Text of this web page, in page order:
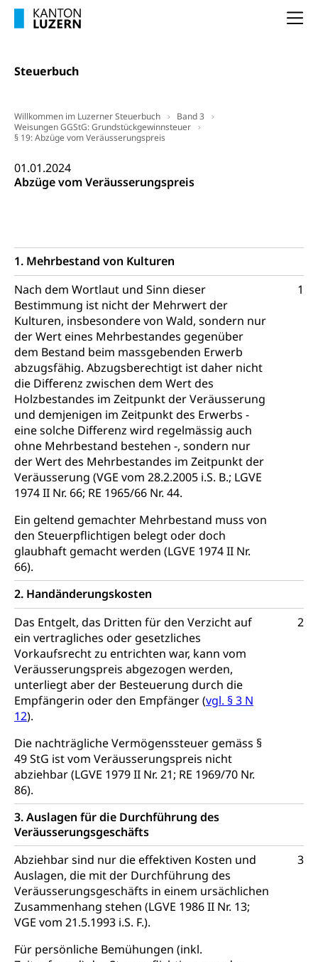
Steuerbuch
Willkommen im Luzerner Steuerbuch
Band 3
Weisungen GGStG: Grundstückgewinnsteuer
§ 19: Abzüge vom Veräusserungspreis
01.01.2024
Abzüge vom Veräusserungspreis
1. Mehrbestand von Kulturen
Nach dem Wortlaut und Sinn dieser
Bestimmung ist nicht der Mehrwert der
Kulturen, insbesondere von Wald, sondern nur
der Wert eines Mehrbestandes gegenüber
dem Bestand beim massgebenden Erwerb
abzugsfähig. Abzugsberechtigt ist daher nicht
die Differenz zwischen dem Wert des
Holzbestandes im Zeitpunkt der Veräusserung
und demjenigen im Zeitpunkt des Erwerbs -
eine solche Differenz wird regelmässig auch
ohne Mehrbestand bestehen -, sondern nur
der Wert des Mehrbestandes im Zeitpunkt der
Veräusserung (VGE vom 28.2.2005 i.S. B.; LGVE
1974 II Nr. 66; RE 1965/66 Nr. 44.
Ein geltend gemachter Mehrbestand muss von
den Steuerpflichtigen belegt oder doch
glaubhaft gemacht werden (LGVE 1974 II Nr.
66).
1
2. Handänderungskosten
Das Entgelt, das Dritten für den Verzicht auf
ein vertragliches oder gesetzliches
Vorkaufsrecht zu entrichten war, kann vom
Veräusserungspreis abgezogen werden,
unterliegt aber der Besteuerung durch die
Empfängerin oder den Empfänger (vgl. § 3 N
12).
Die nachträgliche Vermögenssteuer gemäss §
49 StG ist vom Veräusserungspreis nicht
abziehbar (LGVE 1979 II Nr. 21; RE 1969/70 Nr.
86).
2
3. Auslagen für die Durchführung des
Veräusserungsgeschäfts
Abziehbar sind nur die effektiven Kosten und
Auslagen, die mit der Durchführung des
Veräusserungsgeschäfts in einem ursächlichen
Zusammenhang stehen (LGVE 1986 II Nr. 13;
VGE vom 21.5.1993 i.S. F.).
Für persönliche Bemühungen (inkl.
3
Ausweise und Bescheinigungen
Jagdausweis, Fischereiausweis
Waffen, Sprengstoffe und Pyrotechnik
Reisepass, Identitätskarte
Strassenverkehrsamt (Führerausweis,
Fahrzeugausweis)
Einbürgerung
Staatsbürgerschaft, Bürgerrecht, Erwerb des
Bürgerrechts, Verlust des Bürgerrechts,
Einbürgerungsverfahren
Geburt
Schwangerschaft / Geburt (gruezi.lu.ch)
Mündigkeit, Kindesschutz, Jugendschutz
Kinder- und Jugendförderung
Psychische Gesundheit
IV für Kinder und Jugendliche (WAS Luzern)
Pflege / Pflegeheim
Hauspflege, spitalexterne Pflege, Spitex
Betreuende Angehörige
Pflegeheimliste und freie Pflegeplätze
Betreuung von Angehörigen (WAS Luzern)
Religion
Kirche, Gottesdienst, Seelsorge,
Religionsgemeinschaft
Religionsvielfalt Im Kanton Luzern (unilu)
Religion (gruezi.lu.ch)
Sport
Freizeitaktivitäten, Schulsport, Spitzensport,
Breitensport, Jugend und Sport, Sportanlagen
Olympiateam Kanton Luzern
Offene Sporthallen
Gesundheitsförderung
Jugend+Sport
Sportförderung
Tiere
Haustiere, Heimtiere, Wildtiere, Veterinärmedizin,
Viehzucht
Tierschutz
Hobbytierhaltung und Bienen
Veterinärdienst
Wildtiere
Halten von Wildtieren
Haltung Heimtiere
Hunde
Todesfall
Bestattung, Beerdigung, Testament, Erbrecht,
Erbschaft, Todesschein, Todesanzeige,
Zivilstandsamt, Erben, Erbenliste
Ärztliche Todesbescheinigung
Sicherheit
Armee
Militär, Militärdienst, Militärdienstpflicht,
Wehrpflicht, Berufssoldat, Militärdienstverweigerer,
Dienstverweigerer, Militärdienstverweigerung,
Wehrpflichtersatz, Wehrpflichtersatzabgabe
Schweizer Armee
Erwerbsausfallentschädigung (WAS Luzern)
Bevölkerungsschutz
Katastrophenschutz, Katastrophenhilfe, Polizei,
Feuerwehr, Gesundheitswesen, technische Betriebe,
Alarmierung, Sirenentest
Kantonaler Führungsstab
Polizei
Ordnungskräfte, Sicherheit, öffentliche Ordnung
Polizei
Vorratshaltung, Vorrat